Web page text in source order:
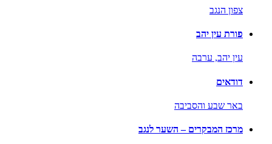
צפון הנגב
פורת עין יהב
עין יהב, ערבה
דודאים
באר שבע והסביבה
מרכז המבקרים – השער לנגב